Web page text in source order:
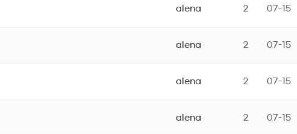
alena 2 07-15
alena 2 07-15
alena 2 07-15
alena 2 07-15